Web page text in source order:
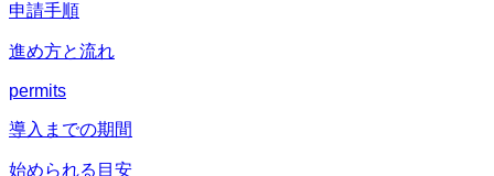
申請手順
進め方と流れ
permits
導入までの期間
始められる目安